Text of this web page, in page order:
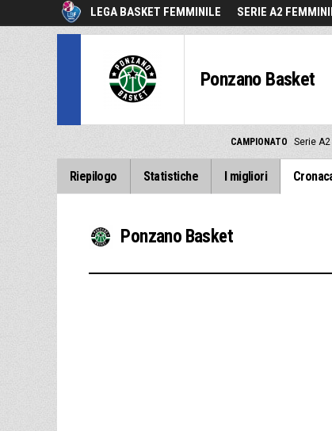
LEGA BASKET FEMMINILE SERIE A2
Ponzano Basket
CAMPIONATO Serie
Riepilogo Statistiche I migliori
Ponzano Basket